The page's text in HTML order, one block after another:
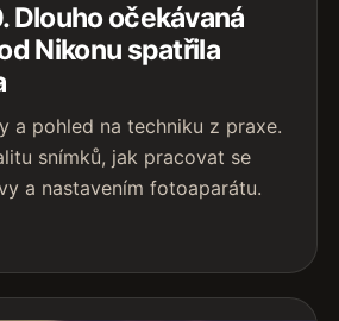
Dlouho očekávaná
Nikonu spatřila
a pohled na techniku z praxe.
snímků, jak pracovat se
a nastavením fotoaparátu.